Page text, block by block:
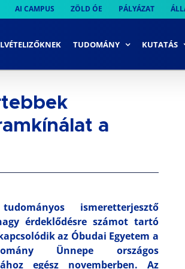
AI CAMPUS ZÖLD ÓE PÁLYÁZAT
TUDOMÁNY KUTATÁS
a
ismeretterjesztő
érdeklődésre számot tartó
az Óbudai Egyetem a
Ünnepe országos
egész novemberben. Az